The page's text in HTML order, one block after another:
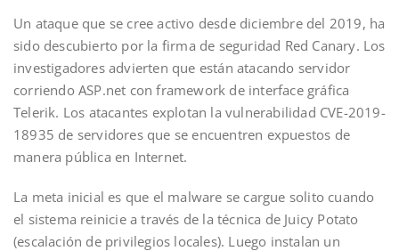
Un ataque que se cree activo desde diciembre del 2019, ha
sido descubierto por la firma de seguridad Red Canary. Los
investigadores advierten que están atacando servidor
corriendo ASP.net con framework de interface gráfica
Telerik. Los atacantes explotan la vulnerabilidad CVE-2019-
18935 de servidores que se encuentren expuestos de
manera pública en Internet.
La meta inicial es que el malware se cargue solito cuando
el sistema reinicie a través de la técnica de Juicy Potato
(escalación de privilegios locales). Luego instalan un